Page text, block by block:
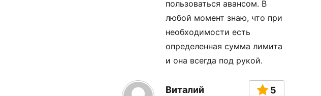
пользоваться авансом. В
любой момент знаю, что при
необходимости есть
определенная сумма лимита
и она всегда под рукой.
Виталий 5